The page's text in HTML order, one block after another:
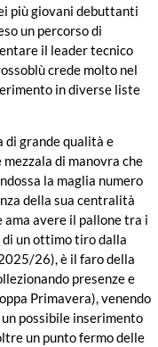
più giovani debuttanti
un percorso di
il leader tecnico
crede molto nel
in diverse liste
di grande qualità e
di manovra che
la maglia numero
della sua centralità
ama avere il pallone tra i
un ottimo tiro dalla
26), è il faro della
presenze e
Primavera), venendo
possibile inserimento
un punto fermo delle